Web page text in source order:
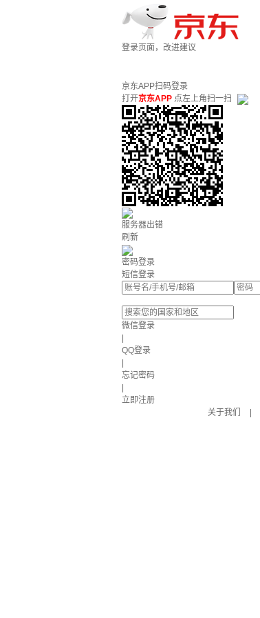
登录页面，改进建议
京东APP扫码登录
打开京东APP 点左上角扫一扫
服务器出错
刷新
密码登录
短信登录
微信登录
QQ登录
忘记密码
立即注册
关于我们